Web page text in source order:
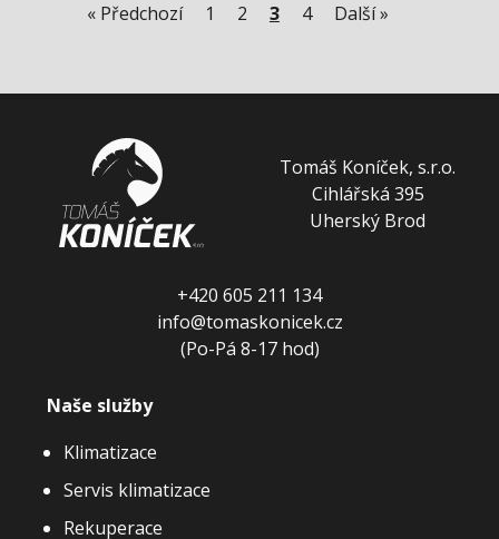
« Předchozí 1 2 3 4 Další »
Naše služby
Klimatizace
Servis klimatizace
Rekuperace
Tomáš Koníček, s.r.o.
Cihlářská 395
Uherský Brod
+420 605 211 134
info@tomaskonicek.cz
(Po-Pá 8-17 hod)